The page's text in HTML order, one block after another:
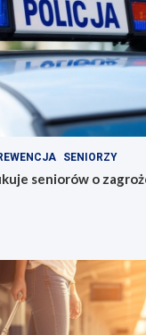
SENIORZY
seniorów o